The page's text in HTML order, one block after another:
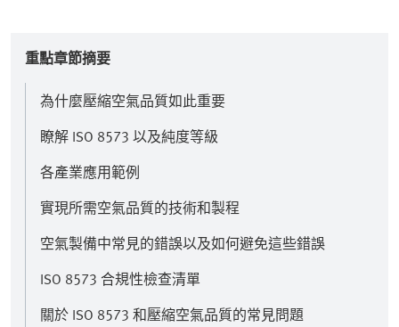
重點章節摘要
為什麼壓縮空氣品質如此重要
瞭解 ISO 8573 以及純度等級
各產業應用範例
實現所需空氣品質的技術和製程
空氣製備中常見的錯誤以及如何避免這些錯誤
ISO 8573 合規性檢查清單
關於 ISO 8573 和壓縮空氣品質的常見問題